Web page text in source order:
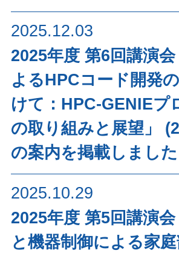
2025.12.03
2025年度 第6回講演
よるHPCコード開発
けて：HPC-GENIEプ
の取り組みと展望」
の案内を掲載しました
2025.10.29
2025年度 第5回講演
と機器制御による家